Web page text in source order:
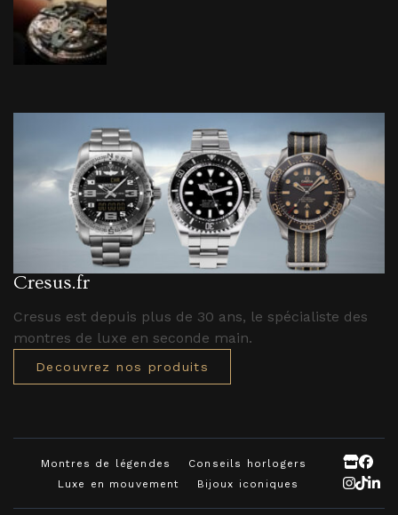
Cresus.fr
Cresus est depuis plus de 30 ans, le spécialiste des
montres de luxe en seconde main.
Decouvrez nos produits
Montres de légendes
Conseils horlogers
Luxe en mouvement
Bijoux iconiques